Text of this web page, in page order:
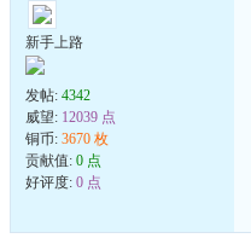
新手上路
发帖: 4342
威望: 12039 点
铜币: 3670 枚
贡献值: 0 点
好评度: 0 点